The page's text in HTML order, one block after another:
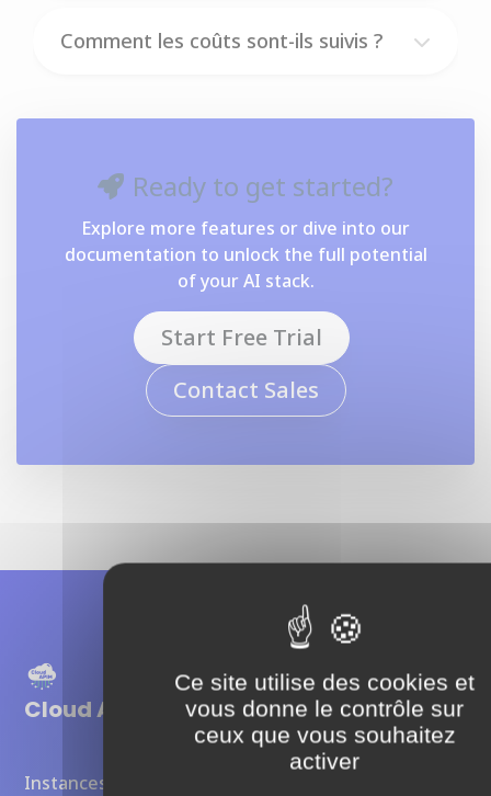
Comment les coûts sont-ils suivis ?
Ready to get started?
Explore more features or dive into our
documentation to unlock the full potential
of your AI stack.
Start Free Trial
Contact Sales
Cloud APIM
Instances Otoroshi entièrement managées
Ce site utilise des cookies et
vous donne le contrôle sur
ceux que vous souhaitez
activer